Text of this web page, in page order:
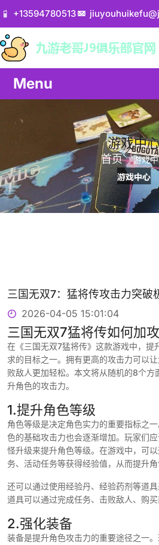
+13594780513
游戏中
首页 游戏
三国无双7：猛将传攻击力突破
2026-04-05 15:01:04
三国无双7猛将传如何加
在《三国无双7猛将传》这款游戏中，提
求的目标之一。拥有更高的攻击力可以
败敌人更加轻松。本文将从随机的8个方
升角色的攻击力。
1.提升角色等级
角色等级是决定角色实力的重要指标之
色的基础攻击力也会逐渐增加。玩家们
怪升级来提升角色等级。在游戏中，可
务、活动任务等获得经验值，从而提升角
还可以通过使用经验丹、经验药剂等道
道具可以通过完成任务、击败敌人、购买
2.强化装备
装备是提升角色攻击力的重要途径之一